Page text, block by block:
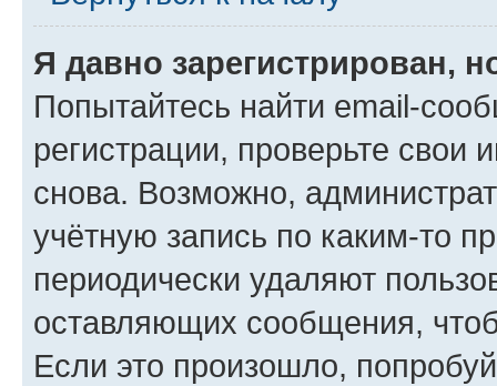
Я давно зарегистрирован,
Попытайтесь найти email-
регистрации, проверьте свои
снова. Возможно,
учётную запись по каким-то
периодически удаляют
оставляющих сообщения,
Если это произошло,